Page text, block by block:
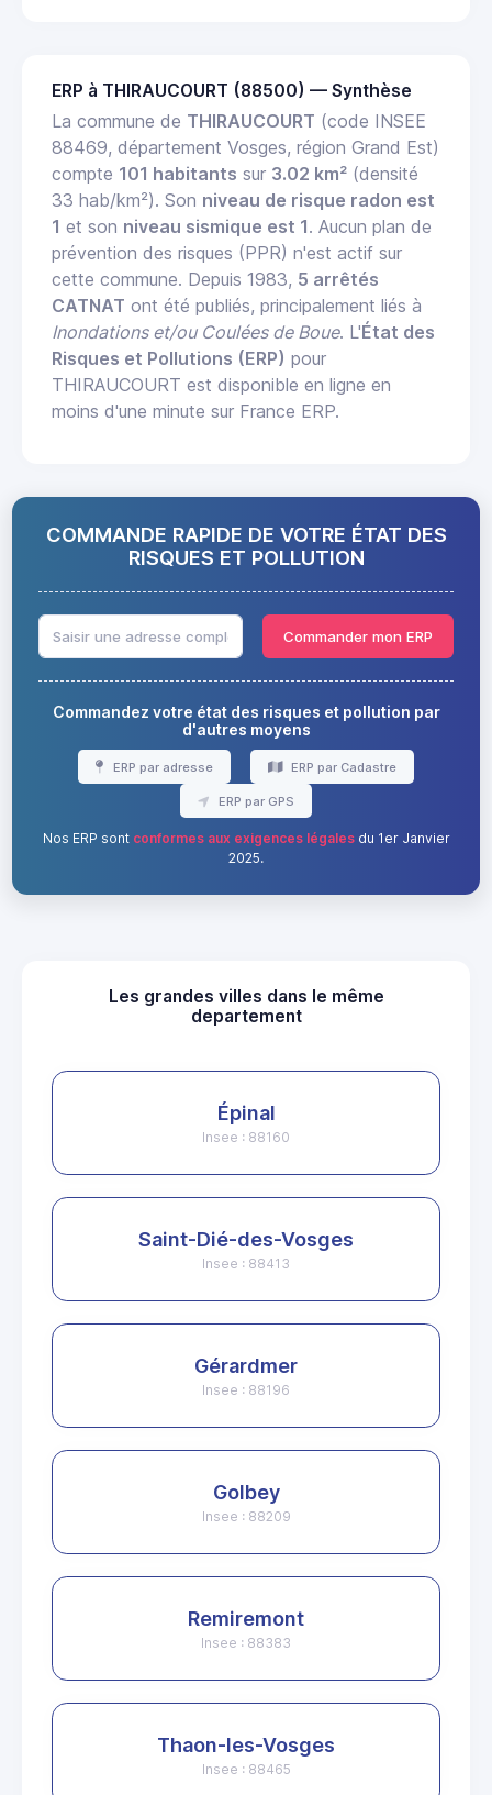
ERP à THIRAUCOURT (88500) — Synthèse
La commune de THIRAUCOURT (code INSEE
88469, département Vosges, région Grand Est)
compte 101 habitants sur 3.02 km² (densité
33 hab/km²). Son niveau de risque radon est
1 et son niveau sismique est 1. Aucun plan de
prévention des risques (PPR) n'est actif sur
cette commune. Depuis 1983, 5 arrêtés
CATNAT ont été publiés, principalement liés à
Inondations et/ou Coulées de Boue. L'État des
Risques et Pollutions (ERP) pour
THIRAUCOURT est disponible en ligne en
moins d'une minute sur France ERP.
COMMANDE RAPIDE DE VOTRE ÉTAT DES
RISQUES ET POLLUTION
Commander mon ERP
Commandez votre état des risques et pollution par
d'autres moyens
ERP par adresse ERP par Cadastre
ERP par GPS
Nos ERP sont conformes aux exigences légalesdu 1er Janvier
2025.
Les grandes villes dans le même
departement
Épinal
Insee : 88160
Saint-Dié-des-Vosges
Insee : 88413
Gérardmer
Insee : 88196
Golbey
Insee : 88209
Remiremont
Insee : 88383
Thaon-les-Vosges
Insee : 88465